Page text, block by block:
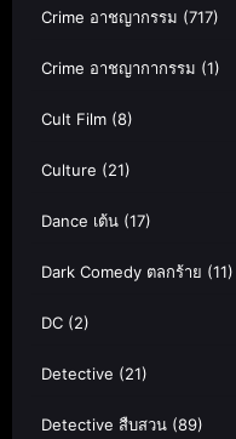
Crime อาชญากรรม (717)
Crime อาชญากากรรม (1)
Cult Film (8)
Culture (21)
Dance เต้น (17)
Dark Comedy ตลกร้าย (11)
DC (2)
Detective (21)
Detective สืบสวน (89)